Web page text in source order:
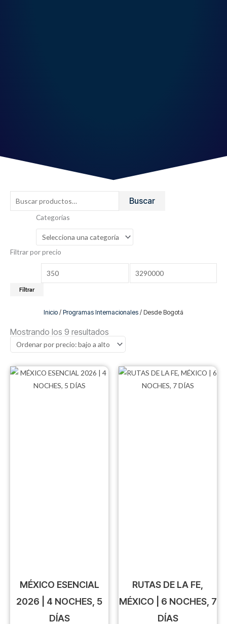
Buscar
por:
Buscar
Categorías
Filtrar por precio
Precio
mínimo
máximo
Filtrar
Inicio / Programas Internacionales / Desde Bogotá
Mostrando los 9 resultados
precio:
bajo
a
alto
MÉXICO ESENCIAL
2026 | 4 NOCHES, 5
DÍAS
RUTAS DE LA FE,
MÉXICO | 6 NOCHES, 7
DÍAS